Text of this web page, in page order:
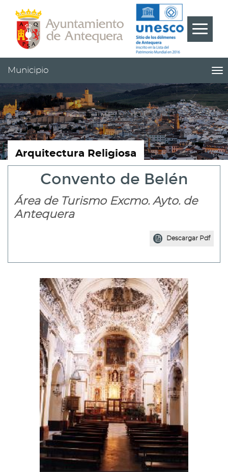
Cabecera
Pie
Menú
???
|
Municipio
Arquitectura Religiosa
Convento de Belén
Área de Turismo Excmo. Ayto. de
Antequera
Descargar Pdf